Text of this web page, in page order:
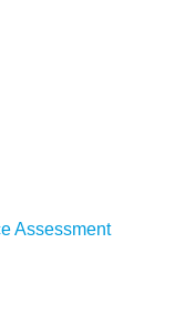
Assessment